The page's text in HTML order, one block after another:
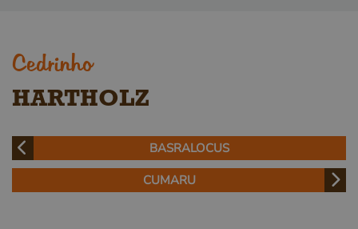
Cedrinho
HARTHOLZ
BASRALOCUS
CUMARU